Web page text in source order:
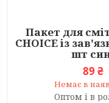
Пакет для
CHOICE із
шт
89 ₴
Немає в
Оптом і в